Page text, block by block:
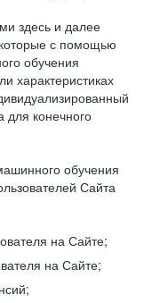
здесь и далее
с помощью
обучения
характеристиках
для конечного
обучения
Сайта
на Сайте;
на Сайте;